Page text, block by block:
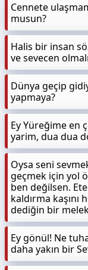
Cennete
musun?
Halis bir insan
ve sevecen
Dünya geçip
yapmaya?
Ey Yüreğime en
yarim, dua dua
Oysa seni
geçmek için yol
ben değilsen.
kaldırma kaşını
dediğin bir
Ey gönül! Ne
daha yakın bir